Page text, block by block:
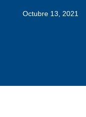
Octubre 13, 2021